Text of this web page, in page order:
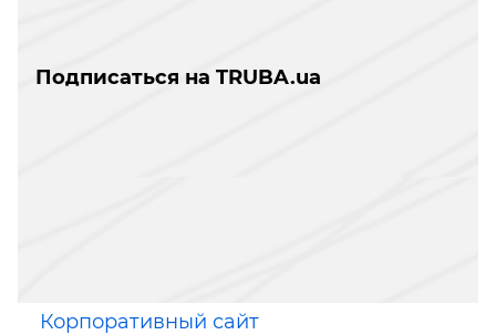
Подписаться на TRUBA.ua
Корпоративный сайт